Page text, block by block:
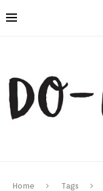
Home Tags